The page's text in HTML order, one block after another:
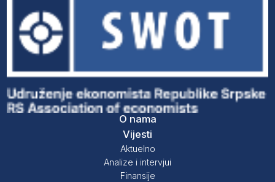
O nama
Vijesti
Aktuelno
Analize i intervjui
Finansije